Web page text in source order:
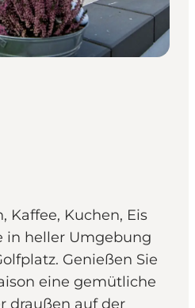
Kaffee, Kuchen, Eis
in heller Umgebung
Genießen Sie
eine gemütliche
draußen auf der